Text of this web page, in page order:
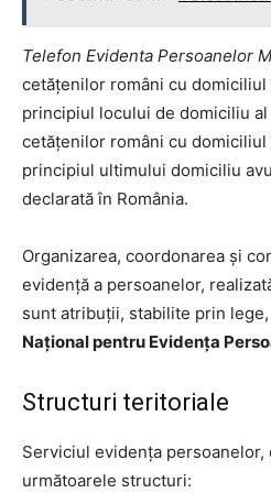
Telefon Evidenta Persoanelor
cetățenilor români cu
principiul locului de domiciliu al
cetățenilor români cu
principiul ultimului domiciliu
declarată în România.
Organizarea, coordonarea și
evidență a persoanelor,
sunt atribuții, stabilite prin lege,
Național pentru Evidența
Structuri teritoriale
Serviciul evidența
următoarele structuri: